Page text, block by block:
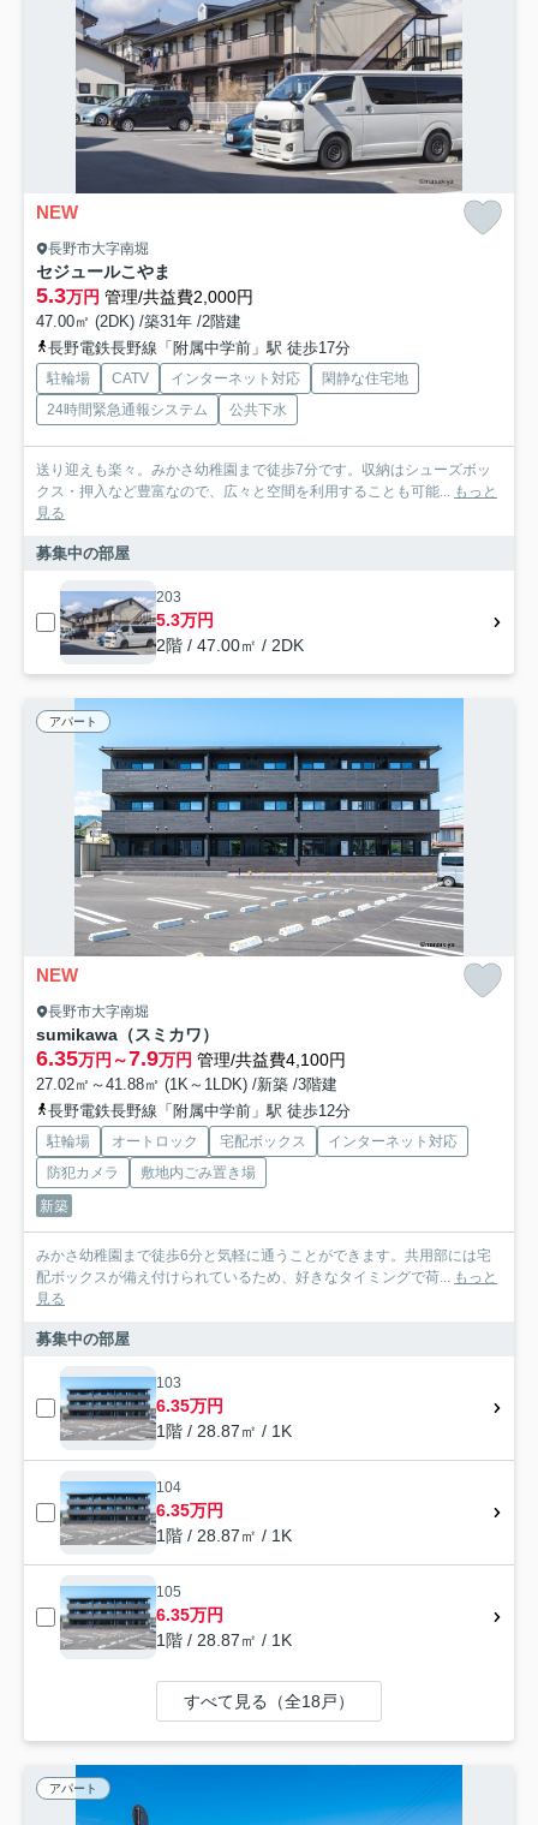
NEW
長野市大字南堀
セジュールこやま
5.3万円 管理/共益費2,000円
47.00㎡ (2DK) /築31年 /2階建
長野電鉄長野線「附属中学前」駅 徒歩17分
駐輪場 CATV インターネット対応
閑静な住宅地
24時間緊急通報システム
公共下水
送り迎えも楽々。みかさ幼稚園まで徒歩7分です。収納はシューズボッ
クス・押入など豊富なので、広々と空間を利用することも可能... もっと
見る
募集中の部屋
203
5.3万円
2階 / 47.00㎡ / 2DK
アパート
NEW
長野市大字南堀
sumikawa（スミカワ）
6.35万円～7.9万円 管理/共益費4,100円
27.02㎡～41.88㎡ (1K～1LDK) /新築 /3階建
長野電鉄長野線「附属中学前」駅 徒歩12分
駐輪場 オートロック 宅配ボックス
インターネット対応
防犯カメラ
敷地内ごみ置き場
新築
みかさ幼稚園まで徒歩6分と気軽に通うことができます。共用部には宅
配ボックスが備え付けられているため、好きなタイミングで荷... もっと
見る
募集中の部屋
103
6.35万円
1階 / 28.87㎡ / 1K
104
6.35万円
1階 / 28.87㎡ / 1K
105
6.35万円
1階 / 28.87㎡ / 1K
すべて見る（全18戸）
アパート